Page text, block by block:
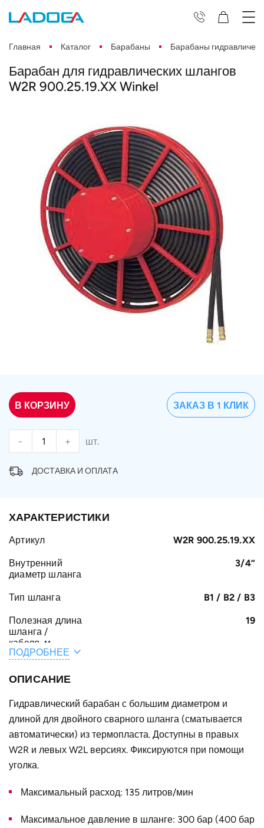
Главная Каталог Барабаны Барабаны
Барабан для гидравлических шлангов
W2R 900.25.19.XX Winkel
В КОРЗИНУ
- + шт.
ЗАКАЗ В 1 КЛИК
ДОСТАВКА И ОПЛАТА
ХАРАКТЕРИСТИКИ
Артикул W2R 900.25.19.XX
Внутренний
диаметр шланга
3/4”
Тип шланга B1 / B2 / B3
Полезная длина
шланга /
кабеля, м
19
шланга /
A, мм
F, мм 605
исполнение
ПОДРОБНЕЕ
ОПИСАНИЕ
Гидравлический барабан с большим диаметром и
длиной для двойного сварного шланга (сматывается
автоматически) из термопласта. Доступны в правых
W2R и левых W2L версиях. Фиксируются при помощи
уголка.
Максимальный расход: 135 литров/мин
Максимальное давление в шланге: 300 бар (400 бар